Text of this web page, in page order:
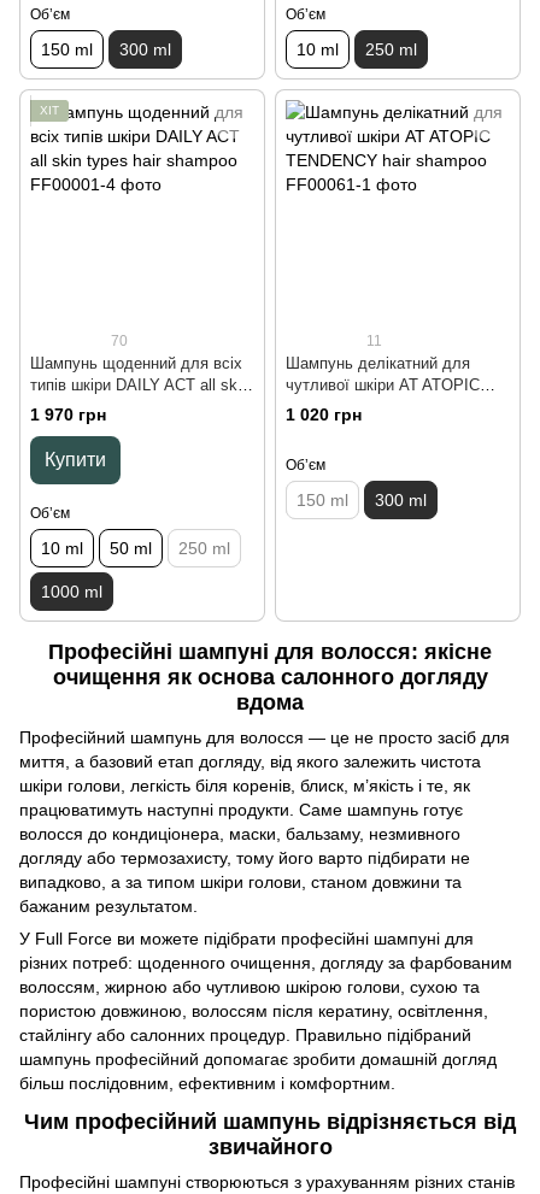
Обʼєм
150 ml 300 ml
Обʼєм
10 ml 250 ml
ХІТ
70
Шампунь щоденний для всіх
типів шкіри DAILY ACT all skin
types hair shampoo, 1000 ml
1 970 грн
Купити
Обʼєм
10 ml 50 ml 250 ml
1000 ml
11
Шампунь делікатний для
чутливої шкіри AT ATOPIC
TENDENCY hair shampoo, 300
1 020 грн
Обʼєм
150 ml 300 ml
Професійні шампуні для волосся: якісне
очищення як основа салонного догляду
вдома
Професійний шампунь для волосся — це не просто засіб для
миття, а базовий етап догляду, від якого залежить чистота
шкіри голови, легкість біля коренів, блиск, м’якість і те, як
працюватимуть наступні продукти. Саме шампунь готує
волосся до кондиціонера, маски, бальзаму, незмивного
догляду або термозахисту, тому його варто підбирати не
випадково, а за типом шкіри голови, станом довжини та
бажаним результатом.
У Full Force ви можете підібрати професійні шампуні для
різних потреб: щоденного очищення, догляду за фарбованим
волоссям, жирною або чутливою шкірою голови, сухою та
пористою довжиною, волоссям після кератину, освітлення,
стайлінгу або салонних процедур. Правильно підібраний
шампунь професійний допомагає зробити домашній догляд
більш послідовним, ефективним і комфортним.
Чим професійний шампунь відрізняється від
звичайного
Професійні шампуні створюються з урахуванням різних станів